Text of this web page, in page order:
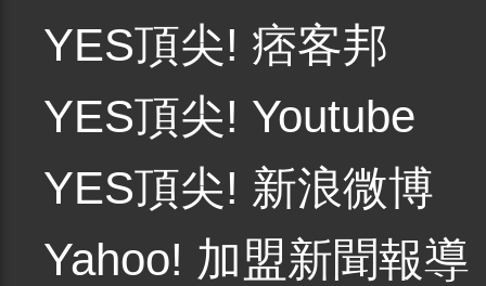
YES頂尖! 痞客邦
YES頂尖! Youtube
YES頂尖! 新浪微博
Yahoo! 加盟新聞報導